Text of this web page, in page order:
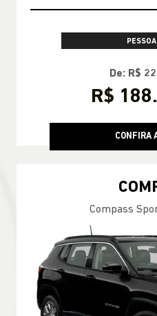
De: R$
R$
CONFIRA
Compass